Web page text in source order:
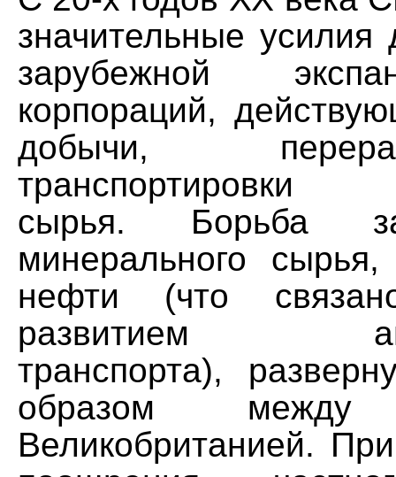
значительные усилия
зарубежной
корпораций,
добычи,
транспортировки
сырья. Борьба
минерального
нефти (что
развитием
транспорта),
образом
Великобританией.